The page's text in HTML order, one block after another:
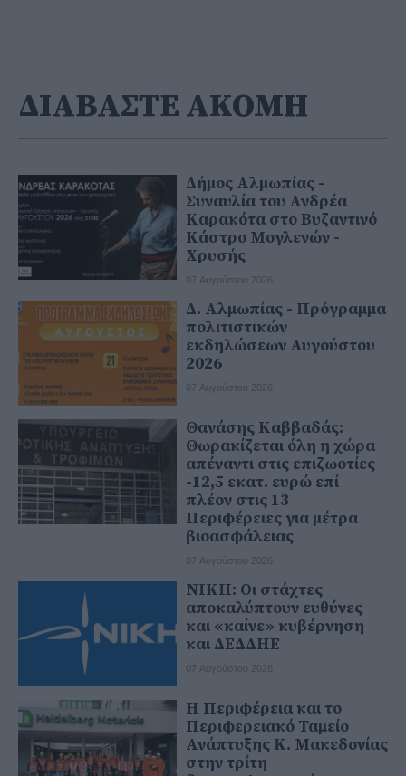
ΔΙΑΒΑΣΤΕ ΑΚΟΜΗ
Δήμος Αλμωπίας -
Συναυλία του Ανδρέα
Καρακότα στο Βυζαντινό
Κάστρο Μογλενών -
Χρυσής
07 Αυγούστου 2026
Δ. Αλμωπίας - Πρόγραμμα
πολιτιστικών
εκδηλώσεων Αυγούστου
2026
07 Αυγούστου 2026
Θανάσης Καββαδάς:
Θωρακίζεται όλη η χώρα
απέναντι στις επιζωοτίες
-12,5 εκατ. ευρώ επί
πλέον στις 13
Περιφέρειες για μέτρα
βιοασφάλειας
07 Αυγούστου 2026
ΝΙΚΗ: Οι στάχτες
αποκαλύπτουν ευθύνες
και «καίνε» κυβέρνηση
και ΔΕΔΔΗΕ
07 Αυγούστου 2026
Η Περιφέρεια και το
Περιφερειακό Ταμείο
Ανάπτυξης Κ. Μακεδονίας
στην τρίτη